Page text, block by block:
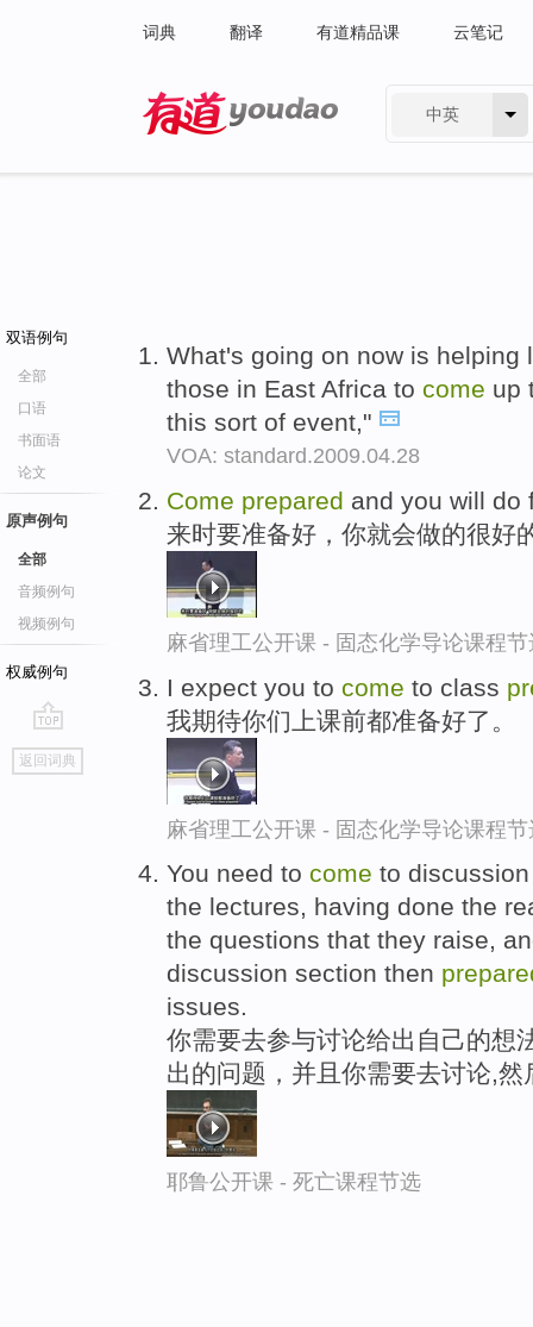
词典 翻译 有道精品课 云笔记
中英
双语例句
全部
口语
书面语
论文
原声例句
全部
音频例句
视频例句
权威例句
go
top
返回词典
What's going on now is
those in East Africa to come up
this sort of event,"
VOA: standard.2009.04.28
Come prepared and you will do
来时要准备好，你就会做的很好
麻省理工公开课 - 固态化学导论课程节
I expect you to come to class
我期待你们上课前都准备好了。
麻省理工公开课 - 固态化学导论课程节
You need to come to
the lectures, having done the
the questions that they raise,
discussion section then
issues.
你需要去参与讨论给出自己的想
出的问题，并且你需要去讨论,
耶鲁公开课 - 死亡课程节选